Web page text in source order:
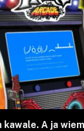
kawale. A ja